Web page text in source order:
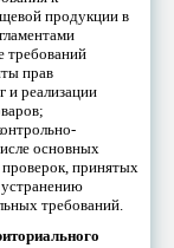
продукции в
требований
прав
и реализации
основных
принятых
требований.